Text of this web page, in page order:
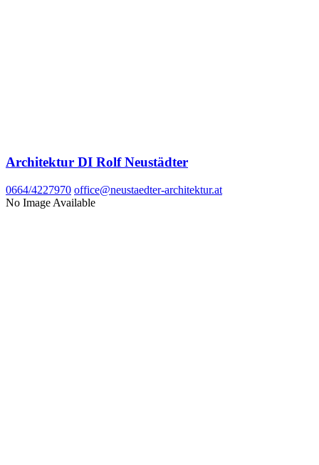
Architektur DI Rolf Neustädter
0664/4227970 office@neustaedter-architektur.at
No Image Available